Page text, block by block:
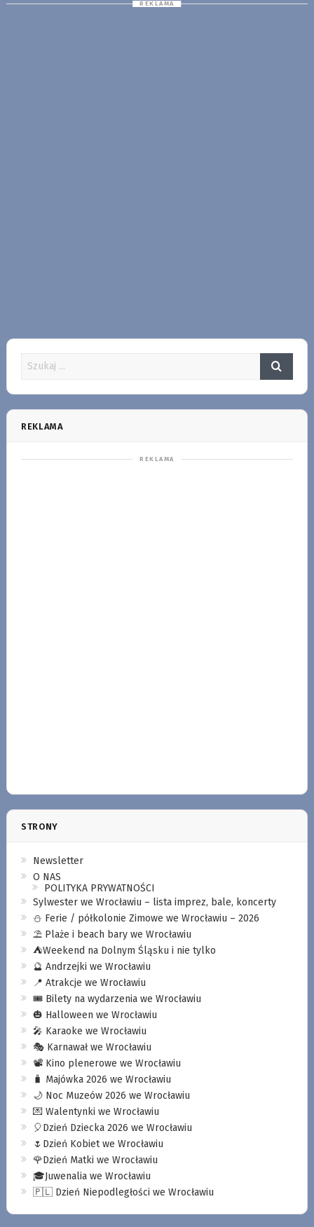
REKLAMA
STRONY
Newsletter
O NAS
POLITYKA PRYWATNOŚCI
Sylwester we Wrocławiu – lista imprez, bale, koncerty
⛄️ Ferie / półkolonie Zimowe we Wrocławiu – 2026
⛱️ Plaże i beach bary we Wrocławiu
⛺️Weekend na Dolnym Śląsku i nie tylko
🔮 Andrzejki we Wrocławiu
📍 Atrakcje we Wrocławiu
🎟️ Bilety na wydarzenia we Wrocławiu
🎃 Halloween we Wrocławiu
🎤 Karaoke we Wrocławiu
🎭 Karnawał we Wrocławiu
📽️ Kino plenerowe we Wrocławiu
🧳 Majówka 2026 we Wrocławiu
🌙 Noc Muzeów 2026 we Wrocławiu
💌 Walentynki we Wrocławiu
🎈Dzień Dziecka 2026 we Wrocławiu
🌷Dzień Kobiet we Wrocławiu
🌹Dzień Matki we Wrocławiu
🎓Juwenalia we Wrocławiu
🇵🇱 Dzień Niepodległości we Wrocławiu